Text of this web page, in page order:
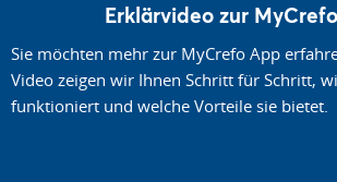
Erklärvideo zur
Sie möchten mehr zur MyCrefo App
Video zeigen wir Ihnen Schritt für Schritt,
funktioniert und welche Vorteile sie bietet.